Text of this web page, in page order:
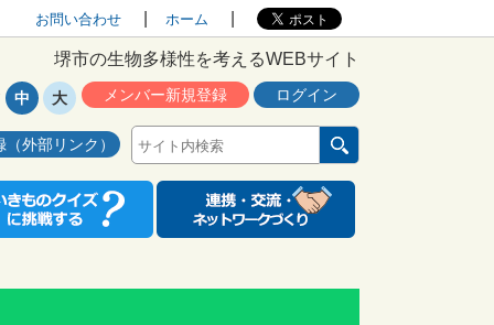
お問い合わせ ホーム
堺市の生物多様性を考えるWEBサイト
外部リンク）
メンバー新規登録 ログイン
中 大